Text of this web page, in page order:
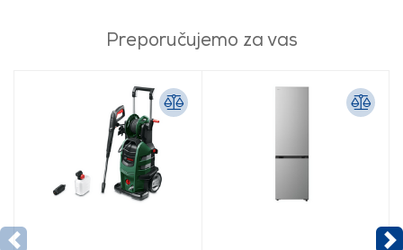
Preporučujemo za vas